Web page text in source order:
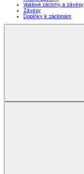
Voálové záclony a závěsy
Závěsy
Doplňky k záclonám